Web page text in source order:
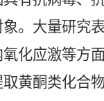
。大量研究
化应激等方
黄酮类化合